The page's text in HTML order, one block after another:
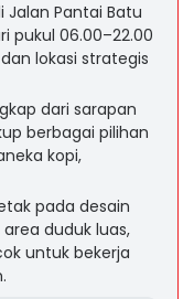
Jalan Pantai Batu
pukul 06.00–22.00
lokasi strategis
dari sarapan
berbagai pilihan
kopi,
pada desain
duduk luas,
untuk bekerja